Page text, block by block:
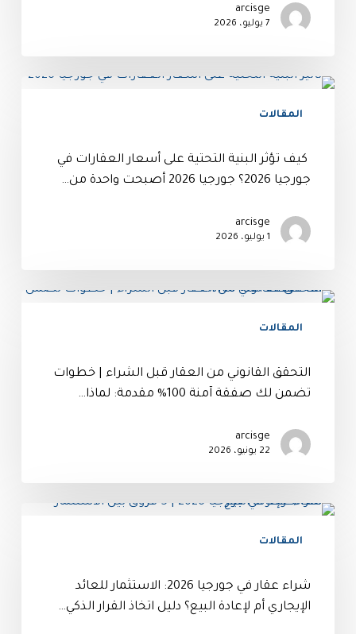
arcisge
7 يوليو، 2026
المقالات
كيف تؤثر البنية التحتية على أسعار العقارات في
جورجيا 2026؟ جورجيا 2026 أصبحت واحدة من…
arcisge
1 يوليو، 2026
المقالات
التحقق القانوني من العقار قبل الشراء | خطوات
تضمن لك صفقة آمنة 100% مقدمة: لماذا…
arcisge
22 يونيو، 2026
المقالات
شراء عقار في جورجيا 2026: الاستثمار للعائد
الإيجاري أم لإعادة البيع؟ دليل اتخاذ القرار الذكي…